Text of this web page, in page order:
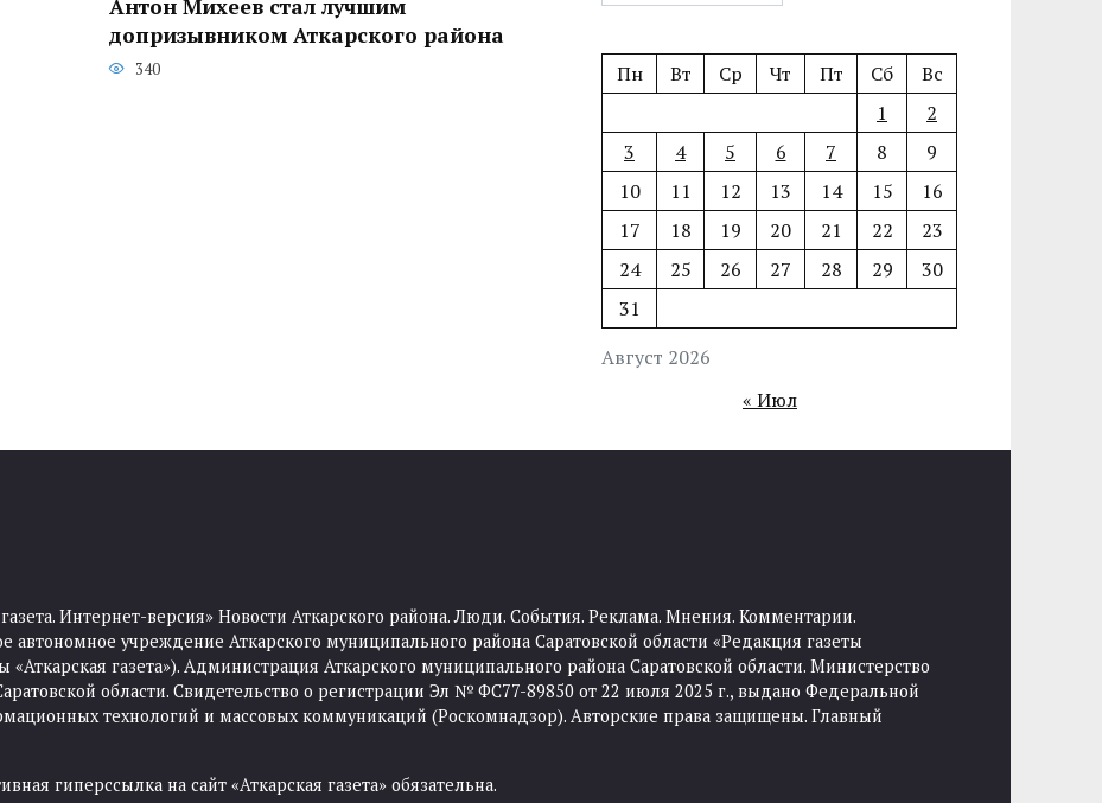
Антон Михеев стал лучшим
допризывником Аткарского района
340
Август 2026
Пн Вт Ср Чт Пт Сб
Вс
1
2
3
4 5 6 7 8
9
10
11 12 13 14 15
16
17
18 19 20 21 22
23
24
25 26 27 28 29
30
31
« Июл
Интернет-версия» Новости Аткарского района. Люди. События. Реклама. Мнения. Комментарии.
учреждение Аткарского муниципального района Саратовской области «Редакция газеты
«Аткарская газета»). Администрация Аткарского муниципального района Саратовской области. Министерство
области. Свидетельство о регистрации Эл № ФС77-89850 от 22 июля 2025 г., выдано Федеральной
технологий и массовых коммуникаций (Роскомнадзор). Авторские права защищены. Главный
гиперссылка на сайт «Аткарская газета» обязательна.